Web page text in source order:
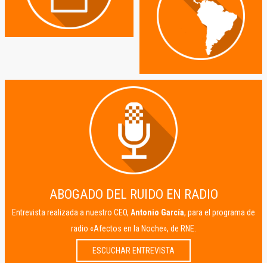
ABOGADO DEL RUIDO EN RADIO
Entrevista realizada a nuestro CEO, Antonio García, para el programa de
radio «Afectos en la Noche», de RNE.
ESCUCHAR ENTREVISTA